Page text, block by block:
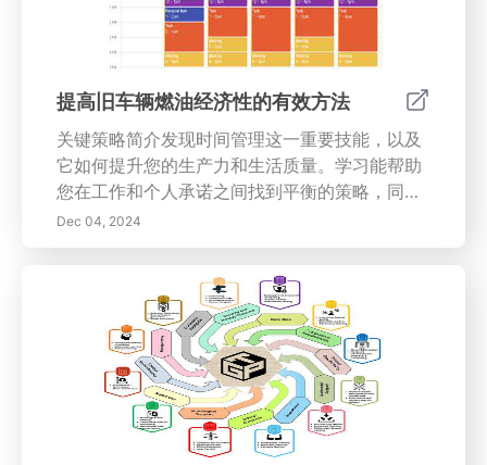
任和共同体验来促进更强关系的潜力。今天就拥
抱一个全面健康和福祉的道路！
提高旧车辆燃油经济性的有效方法
关键策略简介发现时间管理这一重要技能，以及
它如何提升您的生产力和生活质量。学习能帮助
您在工作和个人承诺之间找到平衡的策略，同时
也关注旧车辆的燃油效率。您将学到的内容- 理
解时间管理：了解任务优先级的重要性以及有效
时间管理技术的好处，包括番茄工作法和时间块
管理。- 成功策略：深入了解在日常生活中实施
时间管理的可行技巧，例如设定SMART目标和利
用数字生产力工具。- 燃油经济性的见解：了解
驾驶习惯和定期车辆维护在提高燃油效率中的关
键作用。- 实施的实用技巧：获取有效规划和组
织时间的见解，以增强工作与生活的平衡和燃油
经济性。为什么这很重要掌握时间管理不仅能提
Dec 04, 2024